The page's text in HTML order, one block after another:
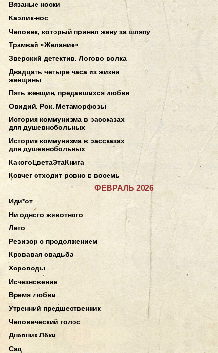
Вязаные носки
Карлик-нос
Человек, который принял жену за шляпу
Трамвай «Желание»
Зверский детектив. Логово волка
Двадцать четыре часа из жизни
женщины
Пять женщин, предавшихся любви
Овидий. Рок. Метаморфозы
История коммунизма в рассказах
для душевнобольных
История коммунизма в рассказах
для душевнобольных
КакогоЦветаЭтаКнига
Ковчег отходит ровно в восемь
ФЕВРАЛЬ 2026
Иди*от
Ни одного животного
Лето
Ревизор с продолжением
Кровавая свадьба
Хороводы
Исчезновение
Время любви
Утренний предшественник
Человеческий голос
Дневник Лёки
Сад